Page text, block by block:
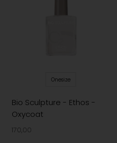
Onesize
Bio Sculpture - Ethos -
Oxycoat
170,00